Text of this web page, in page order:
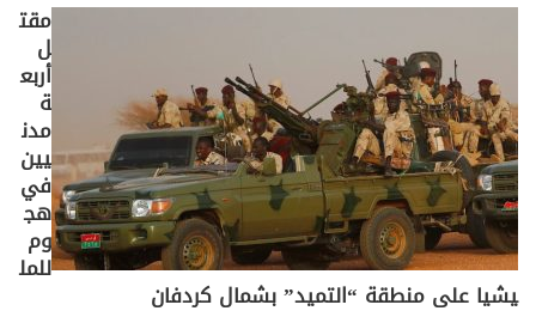
مقت
ل
أربع
ة
مدن
يين
في
هج
وم
للمل
يشيا على منطقة “التميد” بشمال كردفان